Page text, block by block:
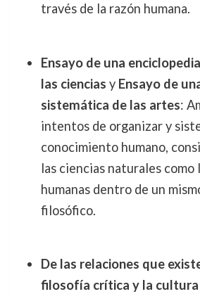
través de la razón humana.
Ensayo de una
las ciencias y Ensayo de
sistemática de las artes:
intentos de organizar y
conocimiento humano,
las ciencias naturales como
humanas dentro de un
filosófico.
De las relaciones que
filosofía crítica y la